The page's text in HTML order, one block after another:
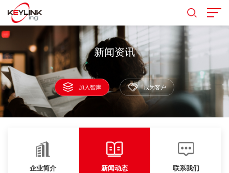
新闻资讯
加入智库 成为客户
企业简介 新闻动态 联系我们